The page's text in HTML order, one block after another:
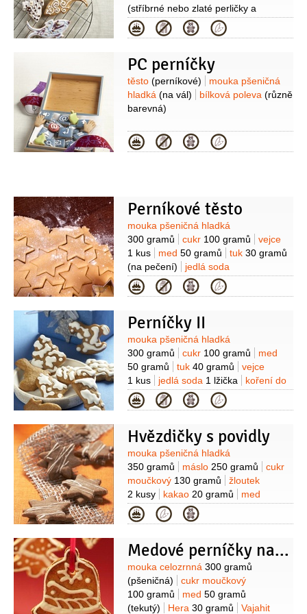
(stříbrné nebo zlaté perličky a
čokoládové kuličky)
Kategorie
PC perníčky
Suroviny
těsto (perníkové)
mouka pšeničná
hladká (na vál) bílková poleva (různě
barevná)
Kategorie
Perníkové těsto
Suroviny
mouka pšeničná hladká
300 gramů
cukr 100 gramů
vejce
1 kus
med 50 gramů tuk 30 gramů
(na pečení)
jedlá soda
1 lžička
koření do perníku
Kategorie
Perníčky II
Suroviny
mouka pšeničná hladká
300 gramů
cukr 100 gramů
med
50 gramů
tuk 40 gramů
vejce
1 kus
jedlá soda 1 lžička
koření do
perníku1 lžička
citronová kůra
1 špetka
mouka pšeničná hladká(na
100 gramů
bílek 1 kus
Kategorie
Hvězdičky s povidly
Suroviny
mouka pšeničná hladká
350 gramů
máslo 250 gramů
cukr
moučkový 130 gramů
žloutek
2 kusy
kakao 20 gramů
med
1 lžíce
koření do perníku
1 lžička
kypřící prášek do pečiva
(strouhaná)
Kategorie
Medové perníčky na stromeček
Suroviny
mouka celozrnná 300 gramů
(pšeničná)
cukr moučkový
100 gramů
med 50 gramů
(tekutý)
Hera 30 gramů
Vajahit